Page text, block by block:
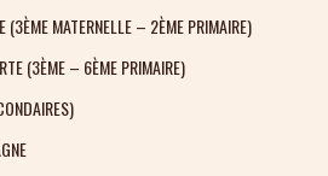
(3ÈME MATERNELLE – 2ÈME PRIMAIRE)
(3ÈME – 6ÈME PRIMAIRE)